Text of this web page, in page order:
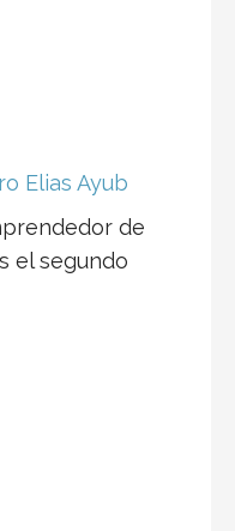
Elias Ayub
de
el segundo